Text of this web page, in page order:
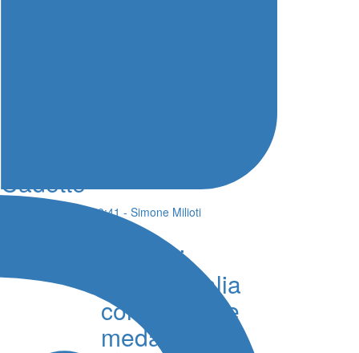
Cadette
05 Agosto 2026 - 19:41 - Simone Milioti
Europei
Nuoto, l’Italia
conquista tre
medaglie